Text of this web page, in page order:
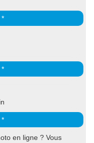
*
*
*
en ligne ? Vous